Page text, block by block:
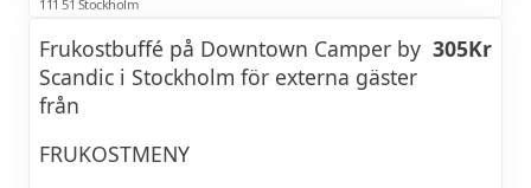
111 51 Stockholm
Frukostbuffé på Downtown Camper by
Scandic i Stockholm för externa gäster
från
305Kr
FRUKOSTMENY